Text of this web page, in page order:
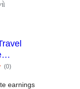
(0કુલ
રેટિંગ્સ
)
earnings